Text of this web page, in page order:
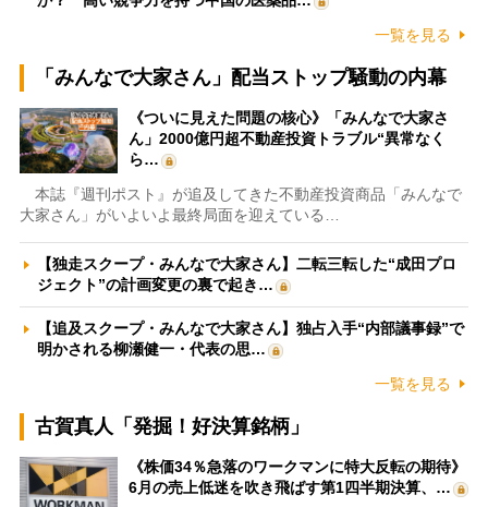
一覧を見る
「みんなで大家さん」配当ストップ騒動の内幕
《ついに見えた問題の核心》「みんなで大家さ
ん」2000億円超不動産投資トラブル“異常なく
ら…
本誌『週刊ポスト』が追及してきた不動産投資商品「みんなで
大家さん」がいよいよ最終局面を迎えている…
【独走スクープ・みんなで大家さん】二転三転した“成田プロ
ジェクト”の計画変更の裏で起き…
【追及スクープ・みんなで大家さん】独占入手“内部議事録”で
明かされる柳瀬健一・代表の思…
一覧を見る
古賀真人「発掘！好決算銘柄」
《株価34％急落のワークマンに特大反転の期待》
6月の売上低迷を吹き飛ばす第1四半期決算、…